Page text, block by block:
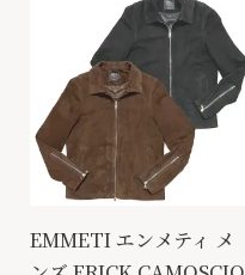
EMMETI エンメティ メ